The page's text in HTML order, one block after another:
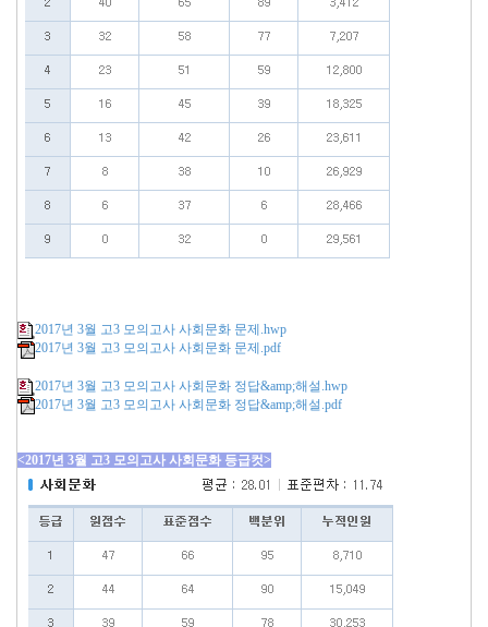
2017년 3월 고3 모의고사 사회문화 문제.hwp
2017년 3월 고3 모의고사 사회문화 문제.pdf
2017년 3월 고3 모의고사 사회문화 정답&amp;해설.hwp
2017년 3월 고3 모의고사 사회문화 정답&amp;해설.pdf
<2017년 3월 고3 모의고사 사회문화 등급컷>